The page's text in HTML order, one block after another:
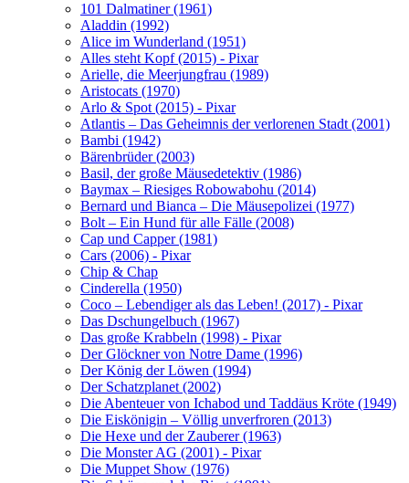
101 Dalmatiner (1961)
Aladdin (1992)
Alice im Wunderland (1951)
Alles steht Kopf (2015) - Pixar
Arielle, die Meerjungfrau (1989)
Aristocats (1970)
Arlo & Spot (2015) - Pixar
Atlantis – Das Geheimnis der verlorenen Stadt (2001)
Bambi (1942)
Bärenbrüder (2003)
Basil, der große Mäusedetektiv (1986)
Baymax – Riesiges Robowabohu (2014)
Bernard und Bianca – Die Mäusepolizei (1977)
Bolt – Ein Hund für alle Fälle (2008)
Cap und Capper (1981)
Cars (2006) - Pixar
Chip & Chap
Cinderella (1950)
Coco – Lebendiger als das Leben! (2017) - Pixar
Das Dschungelbuch (1967)
Das große Krabbeln (1998) - Pixar
Der Glöckner von Notre Dame (1996)
Der König der Löwen (1994)
Der Schatzplanet (2002)
Die Abenteuer von Ichabod und Taddäus Kröte (1949)
Die Eiskönigin – Völlig unverfroren (2013)
Die Hexe und der Zauberer (1963)
Die Monster AG (2001) - Pixar
Die Muppet Show (1976)